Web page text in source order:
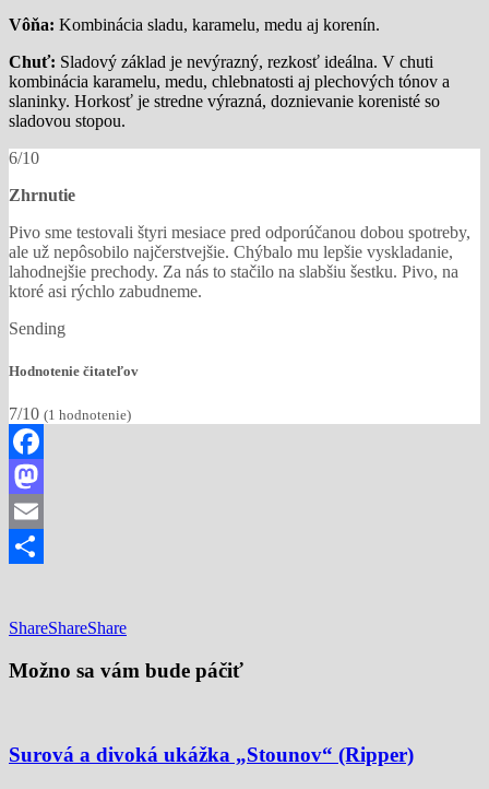
Vôňa: Kombinácia sladu, karamelu, medu aj korenín.
Chuť: Sladový základ je nevýrazný, rezkosť ideálna. V chuti
kombinácia karamelu, medu, chlebnatosti aj plechových tónov a
slaninky. Horkosť je stredne výrazná, doznievanie korenisté so
sladovou stopou.
6/10
Zhrnutie
Pivo sme testovali štyri mesiace pred odporúčanou dobou spotreby,
ale už nepôsobilo najčerstvejšie. Chýbalo mu lepšie vyskladanie,
lahodnejšie prechody. Za nás to stačilo na slabšiu šestku. Pivo, na
ktoré asi rýchlo zabudneme.
Sending
Hodnotenie čitateľov
7/10 (1 hodnotenie)
Facebook
Mastodon
Email
ShareShareShare
Možno sa vám bude páčiť
Surová a divoká ukážka „Stounov“ (Ripper)